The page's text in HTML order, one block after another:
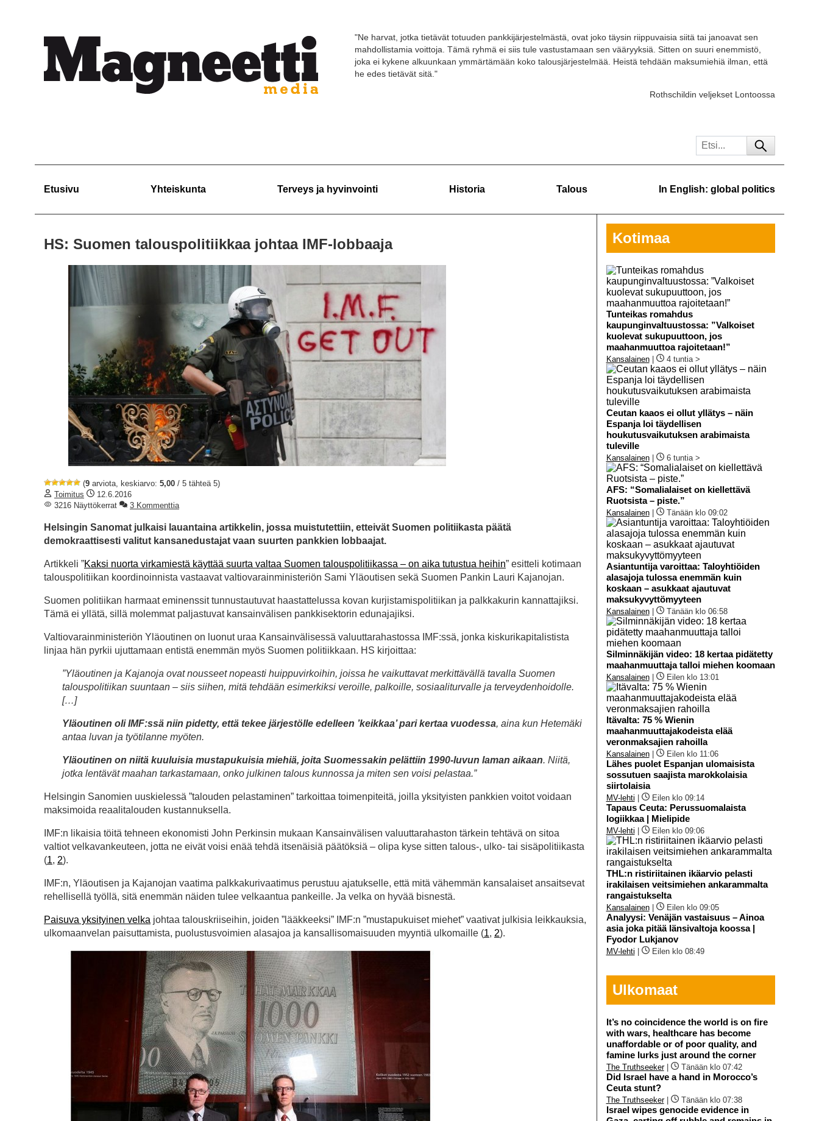
"Ne harvat, jotka tietävät totuuden pankkijärjestelmästä, ovat joko täysin riippuvaisia siitä tai janoavat sen
mahdollistamia voittoja. Tämä ryhmä ei siis tule vastustamaan sen vääryyksiä. Sitten on suuri enemmistö,
joka ei kykene alkuunkaan ymmärtämään koko talousjärjestelmää. Heistä tehdään maksumiehiä ilman, että
he edes tietävät sitä."
Rothschildin veljekset Lontoossa
Etusivu Yhteiskunta Terveys ja hyvinvointi Historia Talous In English: global politics
HS: Suomen talouspolitiikkaa johtaa IMF-lobbaaja
(9 arviota, keskiarvo: 5,00 / 5 tähteä 5)
Toimitus
12.6.2016
3216 Näyttökerrat
3 Kommenttia
Helsingin Sanomat julkaisi lauantaina artikkelin, jossa muistutettiin, etteivät Suomen politiikasta päätä
demokraattisesti valitut kansanedustajat vaan suurten pankkien lobbaajat.
Artikkeli ”Kaksi nuorta virkamiestä käyttää suurta valtaa Suomen talouspolitiikassa – on aika tutustua heihin” esitteli kotimaan
talouspolitiikan koordinoinnista vastaavat valtiovarainministeriön Sami Yläoutisen sekä Suomen Pankin Lauri Kajanojan.
Suomen politiikan harmaat eminenssit tunnustautuvat haastattelussa kovan kurjistamispolitiikan ja palkkakurin kannattajiksi.
Tämä ei yllätä, sillä molemmat paljastuvat kansainvälisen pankkisektorin edunajajiksi.
Valtiovarainministeriön Yläoutinen on luonut uraa Kansainvälisessä valuuttarahastossa IMF:ssä, jonka kiskurikapitalistista
linjaa hän pyrkii ujuttamaan entistä enemmän myös Suomen politiikkaan. HS kirjoittaa:
”Yläoutinen ja Kajanoja ovat nousseet nopeasti huippuvirkoihin, joissa he vaikuttavat merkittävällä tavalla Suomen
talouspolitiikan suuntaan – siis siihen, mitä tehdään esimerkiksi veroille, palkoille, sosiaaliturvalle ja terveydenhoidolle.
[…]
Yläoutinen oli IMF:ssä niin pidetty, että tekee järjestölle edelleen ’keikkaa’ pari kertaa vuodessa, aina kun Hetemäki
antaa luvan ja työtilanne myöten.
Yläoutinen on niitä kuuluisia mustapukuisia miehiä, joita Suomessakin pelättiin 1990-luvun laman aikaan. Niitä,
jotka lentävät maahan tarkastamaan, onko julkinen talous kunnossa ja miten sen voisi pelastaa.”
Helsingin Sanomien uuskielessä ”talouden pelastaminen” tarkoittaa toimenpiteitä, joilla yksityisten pankkien voitot voidaan
maksimoida reaalitalouden kustannuksella.
IMF:n likaisia töitä tehneen ekonomisti John Perkinsin mukaan Kansainvälisen valuuttarahaston tärkein tehtävä on sitoa
valtiot velkavankeuteen, jotta ne eivät voisi enää tehdä itsenäisiä päätöksiä – olipa kyse sitten talous-, ulko- tai sisäpolitiikasta
(1, 2).
IMF:n, Yläoutisen ja Kajanojan vaatima palkkakurivaatimus perustuu ajatukselle, että mitä vähemmän kansalaiset ansaitsevat
rehellisellä työllä, sitä enemmän näiden tulee velkaantua pankeille. Ja velka on hyvää bisnestä.
Paisuva yksityinen velka johtaa talouskriiseihin, joiden ”lääkkeeksi” IMF:n ”mustapukuiset miehet” vaativat julkisia leikkauksia,
ulkomaanvelan paisuttamista, puolustusvoimien alasajoa ja kansallisomaisuuden myyntiä ulkomaille (1, 2).
Kotimaa
Tunteikas romahdus
kaupunginvaltuustossa: ”Valkoiset
kuolevat sukupuuttoon, jos
maahanmuuttoa rajoitetaan!”
Kansalainen| 4 tuntia >
Ceutan kaaos ei ollut yllätys – näin
Espanja loi täydellisen
houkutusvaikutuksen arabimaista
tuleville
Kansalainen| 6 tuntia >
AFS: “Somalialaiset on kiellettävä
Ruotsista – piste.”
Kansalainen| Tänään klo 09:02
Asiantuntija varoittaa: Taloyhtiöiden
alasajoja tulossa enemmän kuin
koskaan – asukkaat ajautuvat
maksukyvyttömyyteen
Kansalainen| Tänään klo 06:58
Silminnäkijän video: 18 kertaa pidätetty
maahanmuuttaja talloi miehen koomaan
Kansalainen| Eilen klo 13:01
Itävalta: 75 % Wienin
maahanmuuttajakodeista elää
veronmaksajien rahoilla
Kansalainen| Eilen klo 11:06
Lähes puolet Espanjan ulomaisista
sossutuen saajista marokkolaisia
siirtolaisia
MV-lehti Eilen klo 09:14
Tapaus Ceuta: Perussuomalaista
logiikkaa | Mielipide
MV-lehti Eilen klo 09:06
THL:n ristiriitainen ikäarvio pelasti
irakilaisen veitsimiehen ankarammalta
rangaistukselta
Kansalainen| Eilen klo 09:05
Analyysi: Venäjän vastaisuus – Ainoa
asia joka pitää länsivaltoja koossa |
Fyodor Lukjanov
MV-lehti Eilen klo 08:49
Ulkomaat
It’s no coincidence the world is on fire
with wars, healthcare has become
unaffordable or of poor quality, and
famine lurks just around the corner
The Truthseeker| Tänään klo 07:42
Did Israel have a hand in Morocco’s
Ceuta stunt?
The Truthseeker| Tänään klo 07:38
Israel wipes genocide evidence in